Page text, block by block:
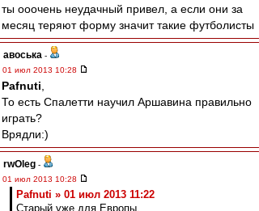
ты ооочень неудачный привел, а если они за
месяц теряют форму значит такие футболисты
авоська -
01 июл 2013 10:28
Pafnuti
То есть Спалетти научил Аршавина правильно
играть?
Врядли:)
rwOleg -
01 июл 2013 10:28
Pafnuti » 01 июл 2013 11:22
Старый уже для Европы.